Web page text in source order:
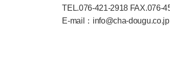
TEL.076-421-2918 FAX.076-
E-mail：info@cha-dougu.co.jp